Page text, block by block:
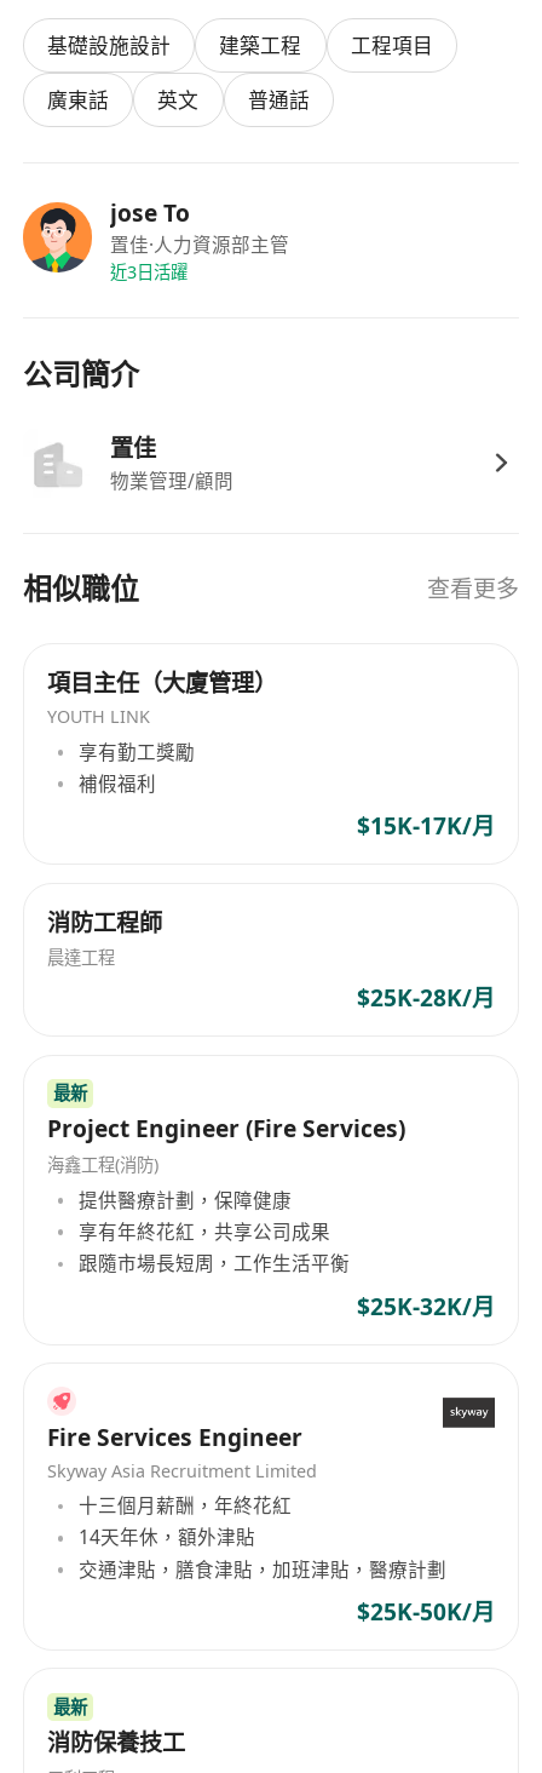
具基本電腦操作能力，能使用辦公軟件記錄相關
資料。
基礎設施設計 建築工程
工程項目
廣東話
英文 普通話
jose To
置佳·人力資源部主管
近3日活躍
公司簡介
置佳
物業管理/顧問
相似職位 查看更多
項目主任（大廈管理）
YOUTH LINK
享有勤工獎勵
補假福利
$15K-17K/月
消防工程師
晨達工程
$25K-28K/月
最新
Project Engineer (Fire Services)
海鑫工程(消防)
提供醫療計劃，保障健康
享有年終花紅，共享公司成果
跟隨市場長短周，工作生活平衡
$25K-32K/月
Fire Services Engineer
Skyway Asia Recruitment Limited
十三個月薪酬，年終花紅
14天年休，額外津貼
交通津貼，膳食津貼，加班津貼，醫療計劃
$25K-50K/月
最新
消防保養技工